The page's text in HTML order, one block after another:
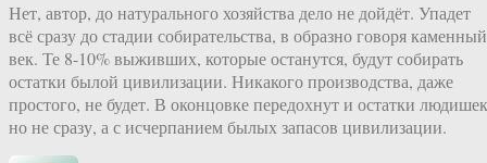
Нет, автор, до натурального хозяйства дело не дойдёт. Упадет
всё сразу до стадии собирательства, в образно говоря каменный
век. Те 8-10% выживших, которые останутся, будут собирать
остатки былой цивилизации. Никакого производства, даже
простого, не будет. В оконцовке передохнут и остатки
но не сразу, а с исчерпанием былых запасов цивилизации.